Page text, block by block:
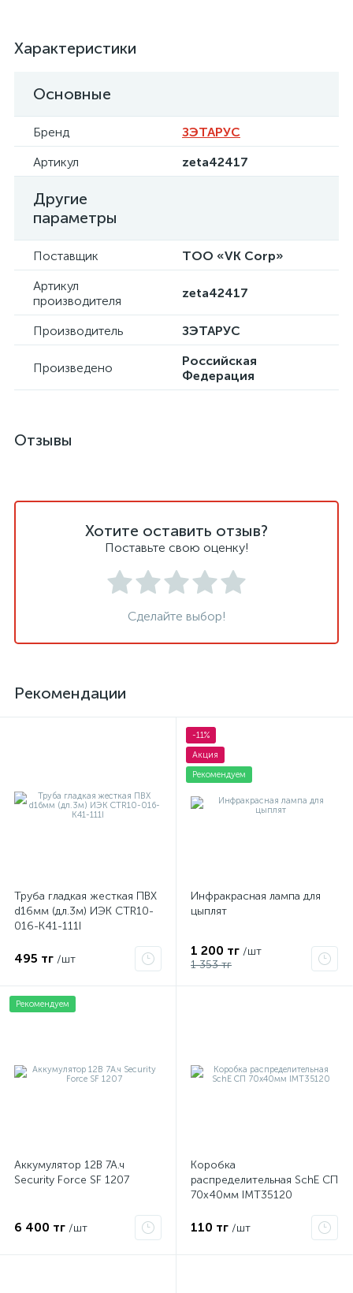
Характеристики
Основные
Бренд
ЗЭТАРУС
Артикул
zeta42417
Другие
параметры
Поставщик
ТОО «VK Corp»
Артикул
производителя
zeta42417
Производитель ЗЭТАРУС
Произведено
Российская
Федерация
Отзывы
Хотите оставить отзыв?
Поставьте свою оценку!
Сделайте выбор!
Рекомендации
Труба гладкая жесткая ПВХ
d16мм (дл.3м) ИЭК CTR10-
016-K41-111I
495 тг /шт
-11%
Акция
Рекомендуем
Инфракрасная лампа для
цыплят
1 200 тг /шт
1 353 тг
Рекомендуем
Аккумулятор 12В 7А.ч
Security Force SF 1207
6 400 тг /шт
Коробка
распределительная SchE СП
70х40мм IMT35120
110 тг /шт